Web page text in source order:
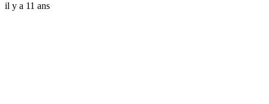
il y a 11 ans